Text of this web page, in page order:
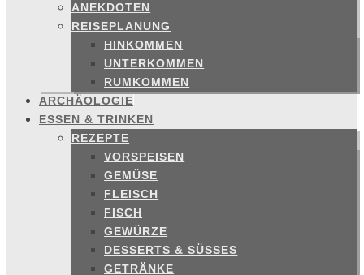
ANEKDOTEN
REISEPLANUNG
HINKOMMEN
UNTERKOMMEN
RUMKOMMEN
ARCHÄOLOGIE
ESSEN & TRINKEN
REZEPTE
VORSPEISEN
GEMÜSE
FLEISCH
FISCH
GEWÜRZE
DESSERTS & SÜSSES
GETRÄNKE